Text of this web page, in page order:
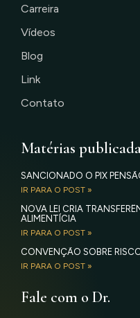
Carreira
Vídeos
Blog
Link
Contato
Matérias
SANCIONADO O PIX
IR PARA O POST »
NOVA LEI CRIA
ALIMENTÍCIA
IR PARA O POST »
CONVENÇÃO SOBRE
IR PARA O POST »
Fale com o Dr.